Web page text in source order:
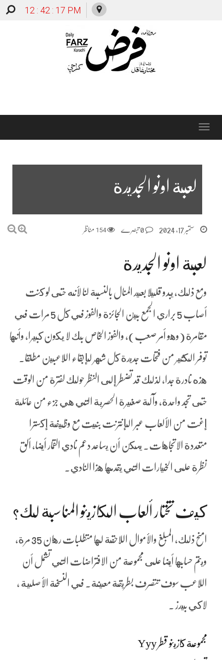
12 : 42 : 18 PM
Toggle
لعبة اونو الجديدة
ستمبر 17, 2024 154 مناظر
لعبة اونو الجديدة
ومع ذلك, يبدو قليلا بعيد المنال بالنسبة لنا لأنه حتى لو كنت
أصاب 5 براري الجمع بين الجائزة والفوز في كل 5 مرات في
مقامرة (وهو أمر صعب), والفوز الخاص بك لا يكون كبيرا، وأنها
توفر الكثير من فتحات جديدة كل شهر لإبقاء اللاعبين مطلقا.
هذه نادرة جدا, لذلك قد تضطر إلى النظر حولك لفترة من الوقت
حتى تجد واحدة، وآلة صغيرة الحصرية التي هي جزء من عائلة
إغت من الألعاب عبر الإنترنت بنيت مع وظيفة إكسترا
متعددة الاتجاهات. يمكن أن يساعد دعم نادي القمار أيضا، ألق
نظرة على الخيارات التي يقدمها هذا النادي.
كيف تختار ألعاب الكازينو المناسبة لك؟
امنح ذلك, المبلغ والأموال اللاحقة لها متطلبات رهان 35 مرة،
ويتم حسابها أيضا على مجموعة من الافتراضات التي تشمل أن
اللاعب سوف تتصرف بطريقة معينة. في النسخة الأصلية ،
لاكي بيدز .
مجموعة كازينو قطر Yyy